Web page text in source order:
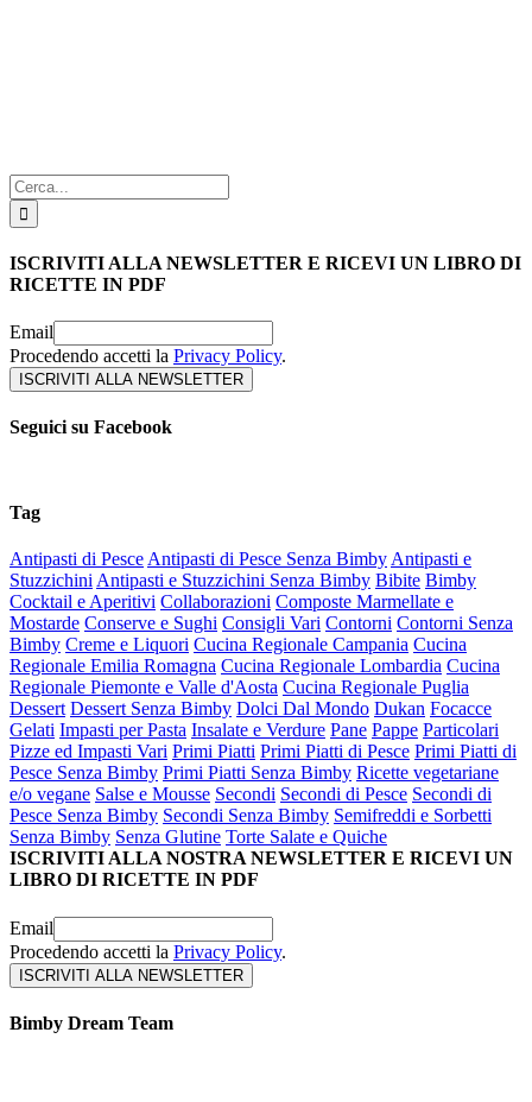
Cerca
per:
ISCRIVITI ALLA NEWSLETTER E RICEVI UN LIBRO DI
RICETTE IN PDF
Email
Procedendo accetti la Privacy Policy.
Seguici su Facebook
Tag
Antipasti di Pesce Antipasti di Pesce Senza Bimby Antipasti e
Stuzzichini Antipasti e Stuzzichini Senza Bimby Bibite Bimby
Cocktail e Aperitivi Collaborazioni Composte Marmellate e
Mostarde Conserve e Sughi Consigli Vari Contorni Contorni Senza
Bimby Creme e Liquori Cucina Regionale Campania Cucina
Regionale Emilia Romagna Cucina Regionale Lombardia Cucina
Regionale Piemonte e Valle d'Aosta Cucina Regionale Puglia
Dessert Dessert Senza Bimby Dolci Dal Mondo Dukan Focacce
Gelati Impasti per Pasta Insalate e Verdure Pane Pappe Particolari
Pizze ed Impasti Vari Primi Piatti Primi Piatti di Pesce Primi Piatti di
Pesce Senza Bimby Primi Piatti Senza Bimby Ricette vegetariane
e/o vegane Salse e Mousse Secondi Secondi di Pesce Secondi di
Pesce Senza Bimby Secondi Senza Bimby Semifreddi e Sorbetti
Senza Bimby Senza Glutine Torte Salate e Quiche
ISCRIVITI ALLA NOSTRA NEWSLETTER E RICEVI UN
LIBRO DI RICETTE IN PDF
Email
Procedendo accetti la Privacy Policy.
Bimby Dream Team